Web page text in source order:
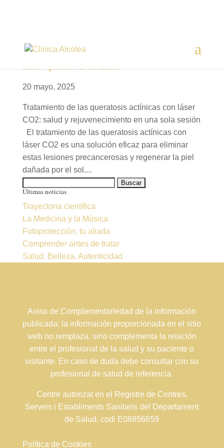
Adiós queratosis actínica
20 mayo, 2025
Tratamiento de las queratosis actínicas con láser
CO2: salud y rejuvenecimiento en una sola sesión
El tratamiento de las queratosis actínicas con
láser CO2 es una solución eficaz para eliminar
estas lesiones precancerosas y regenerar la piel
dañada por el sol....
Últimas noticias
Trayectoria científica
La Medicina y la Música
Fotoprotección, tu aliada
Comprender antes de tratar
Salud. Belleza. Autenticidad
Aviso de Complementariedad de la información
publicada: la información proporcionada en el sitio
web no remplaza, sino complementa la relación
entre el profesional de la salud y su paciente o
visitante. En caso de duda debe consultar con su
profesional de salud de referencia.
Centre autorizat en el Registre de Centres,
Serveis i Establiments Sanitaris del Departament
de Salud, codi E08856659
Política de Cookies